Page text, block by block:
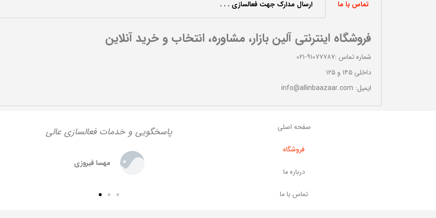
تماس با ما ارسال مدارک جهت فعالسازی . . .
فروشگاه اینترنتی آلین بازار، مشاوره، انتخاب و خرید آنلاین
شماره تماس :۹۱۰۷۷۷۸۷-۰۲۱
داخلی ۱۴۵ و ۱۲۵
ایمیل: info@allinbaazaar.com
صفحه اصلی
فروشگاه
درباره ما
تماس با ما
با تشکر از خدمات شما پاسخگویی و خدمات فعالسازی عالی
مهسا فیروزی